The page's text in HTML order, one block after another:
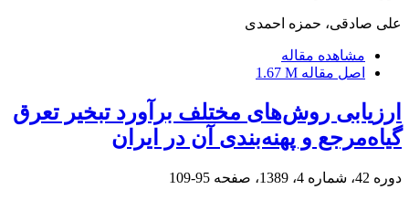
علی صادقی، حمزه احمدی
مشاهده مقاله
اصل مقاله 1.67 M
ارزیابی روش‌های مختلف برآورد تبخیر تعرق
گیاه‌مرجع و پهنه‌بندی آن در ایران
دوره 42، شماره 4، 1389، صفحه 95-109